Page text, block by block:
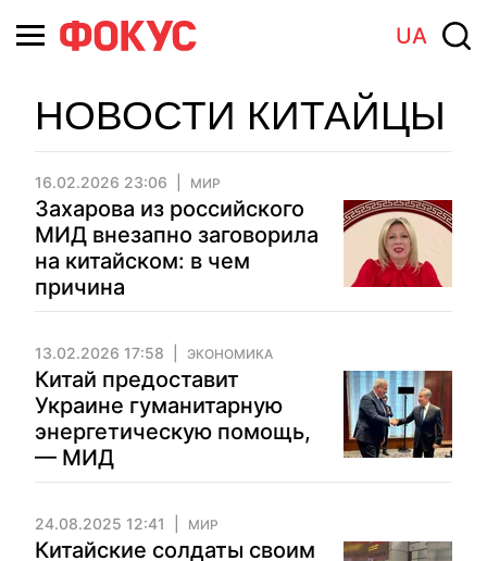
UA
НОВОСТИ КИТАЙЦЫ
16.02.2026 23:06 МИР
Захарова из российского
МИД внезапно заговорила
на китайском: в чем
причина
13.02.2026 17:58 ЭКОНОМИКА
Китай предоставит
Украине гуманитарную
энергетическую помощь,
— МИД
24.08.2025 12:41 МИР
Китайские солдаты своим